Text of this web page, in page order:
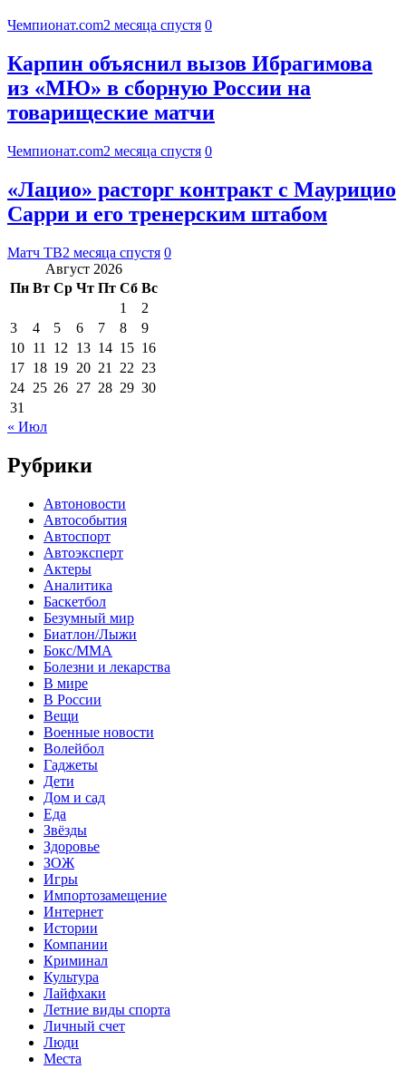
Чемпионат.com2 месяца спустя 0
Карпин объяснил вызов Ибрагимова
из «МЮ» в сборную России на
товарищеские матчи
Чемпионат.com2 месяца спустя 0
«Лацио» расторг контракт с Маурицио
Сарри и его тренерским штабом
Матч ТВ2 месяца спустя 0
Август 2026
Пн Вт Ср Чт Пт Сб Вс
1
2
3
4 5 6 7 8
9
10 11 12 13 14 15 16
17 18 19 20 21 22 23
24 25 26 27 28 29 30
31
« Июл
Рубрики
Автоновости
Автособытия
Автоспорт
Автоэксперт
Актеры
Аналитика
Баскетбол
Безумный мир
Биатлон/Лыжи
Бокс/MMA
Болезни и лекарства
В мире
В России
Вещи
Военные новости
Волейбол
Гаджеты
Дети
Дом и сад
Еда
Звёзды
Здоровье
ЗОЖ
Игры
Импортозамещение
Интернет
Истории
Компании
Криминал
Культура
Лайфхаки
Летние виды спорта
Личный счет
Люди
Места